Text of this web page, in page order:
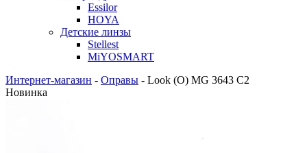
Essilor
HOYA
Детские линзы
Stellest
MiYOSMART
Интернет-магазин - Оправы - Look (O) MG 3643 C2
Новинка